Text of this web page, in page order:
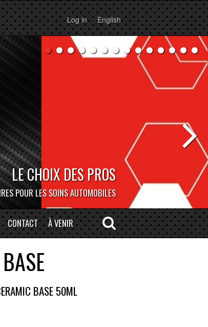
English
Log in
BOCAR DEPOT
À NOTRE MAGASIN DE MONTRÉAL!
CONTACT À VENIR
BASE 50ML